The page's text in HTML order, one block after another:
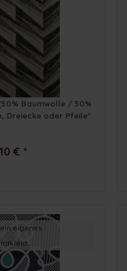
Baumwolle / 50%
Dreiecke oder Pfeile"
€ *
eigenes